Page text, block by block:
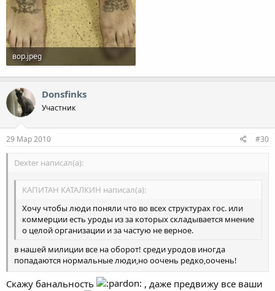
вор.jpeg
163.4 KB · Просмотры: 3,288
Donsfinks
Участник
29 Мар 2010 #30
Dexter написал(а):
КАПИТАН КАТАЛКИН написал(а):
Хочу чтобы люди поняли что во всех структурах гос. или
коммерции есть уроды из за которых складывается мнение
о целой организации и за частую не верное.
в нашей милиции все на оборот! среди уродов иногда
попадаются нормальные люди,но оочень редко,оочень!
КАПИТАН КАТАЛКИН написал(а):
Скажу банальность
, даже предвижу все ваши